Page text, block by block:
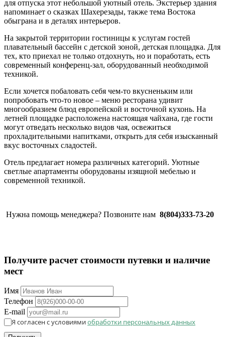
для отпуска этот небольшой уютный отель. Экстерьер здания
напоминает о сказках Шахерезады, также тема Востока
обыграна и в деталях интерьеров.
На закрытой территории гостиницы к услугам гостей
плавательный бассейн с детской зоной, детская площадка. Для
тех, кто приехал не только отдохнуть, но и поработать, есть
современный конференц-зал, оборудованный необходимой
техникой.
Если хочется побаловать себя чем-то вкусненьким или
попробовать что-то новое – меню ресторана удивит
многообразием блюд европейской и восточной кухонь. На
летней площадке расположена настоящая чайхана, где гости
могут отведать несколько видов чая, освежиться
прохладительными напитками, открыть для себя изысканный
вкус восточных сладостей.
Отель предлагает номера различных категорий. Уютные
светлые апартаменты оборудованы изящной мебелью и
современной техникой.
Нужна помощь менеджера? Позвоните нам 8(804)333-73-20
Получите расчет стоимости путевки и наличие
мест
Имя
Телефон
E-mail
Я согласен с условиямиобработки персональных данных